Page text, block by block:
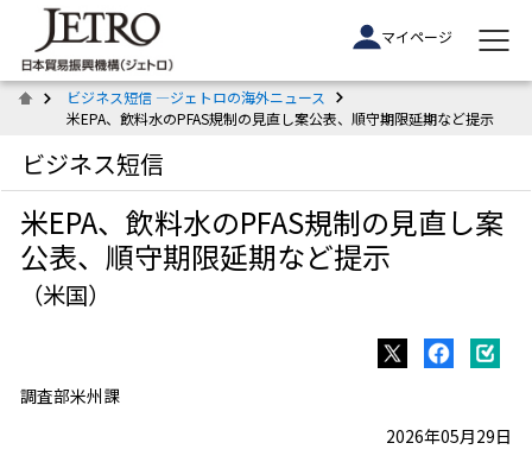
マイページ
ビジネス短信 ―ジェトロの海外ニュース
米EPA、飲料水のPFAS規制の見直し案公表、順守期限延期など提示
ビジネス短信
米EPA、飲料水のPFAS規制の見直し案
公表、順守期限延期など提示
（米国）
調査部米州課
2026年05月29日